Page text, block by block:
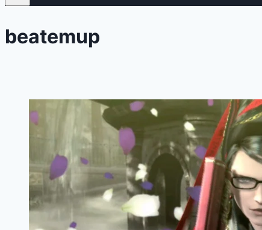
beatemup